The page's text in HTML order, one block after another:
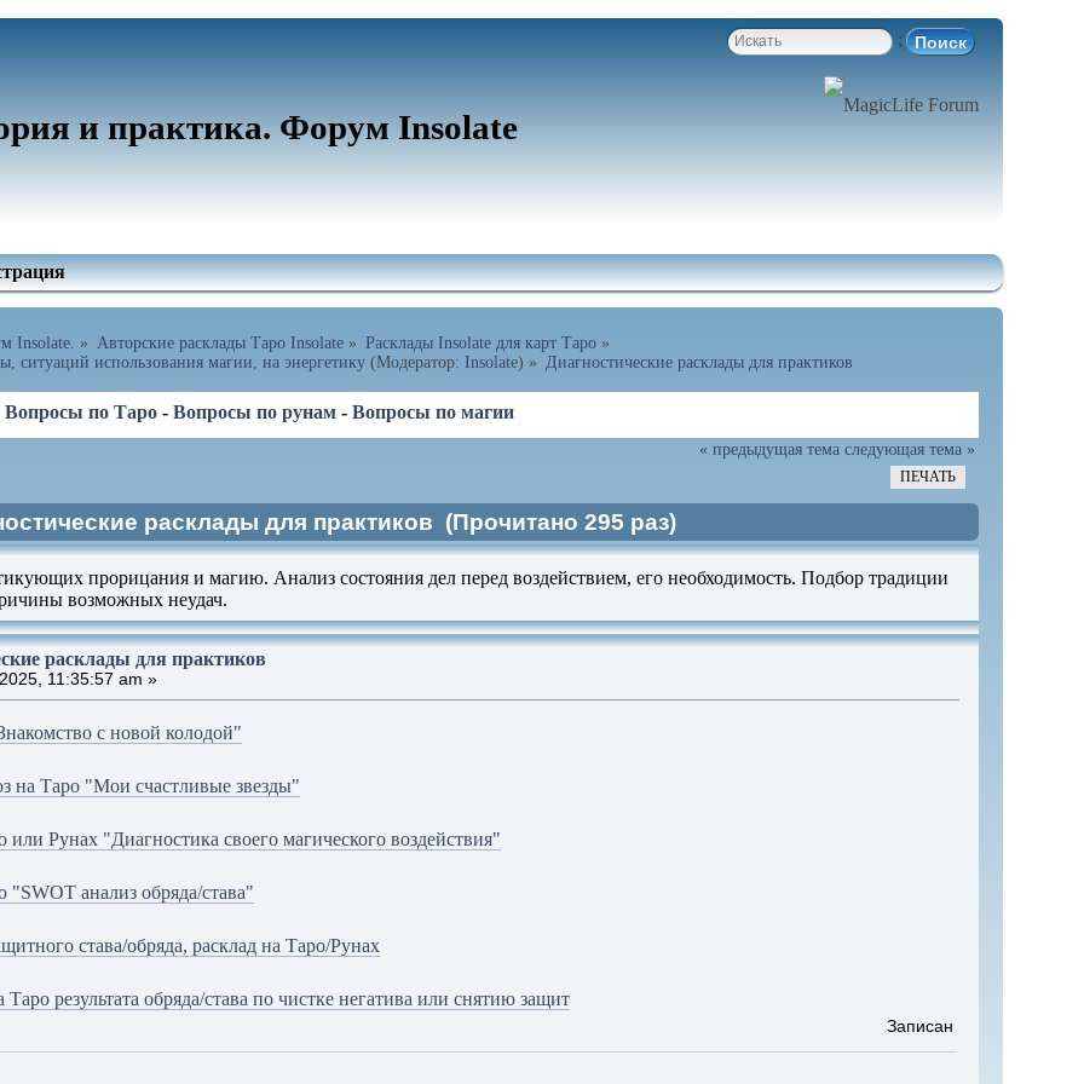
;
и практика. Форум Insolate
Insolate. » Авторские расклады Таро Insolate » Расклады Insolate для карт Таро»
ситуаций использования магии, на энергетику (Модератор: Insolate) » Диагностические расклады для практиков
Вопросы по Таро -Вопросы по рунам -Вопросы по магии
« предыдущая тема следующая тема »
ПЕЧАТЬ
расклады для практиков (Прочитано 295 раз)
прорицания и магию. Анализ состояния дел перед воздействием, его необходимость. Подбор традиции
возможных неудач.
расклады для практиков
11:35:57 am »
с новой колодой"
на Таро "Мои счастливые звезды"
или Рунах "Диагностика своего магического воздействия"
"SWOT анализ обряда/става"
става/обряда, расклад на Таро/Рунах
результата обряда/става по чистке негатива или снятию защит
Записан